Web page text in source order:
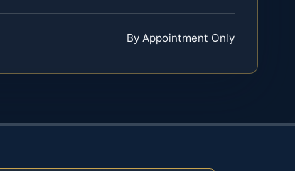
By Appointment Only